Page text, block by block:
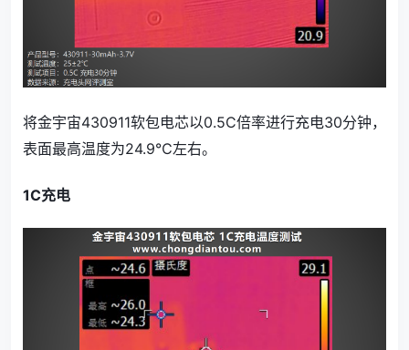
将金宇宙430911软包电芯以0.5C倍率进行充电30分钟，
表面最高温度为24.9℃左右。
1C充电